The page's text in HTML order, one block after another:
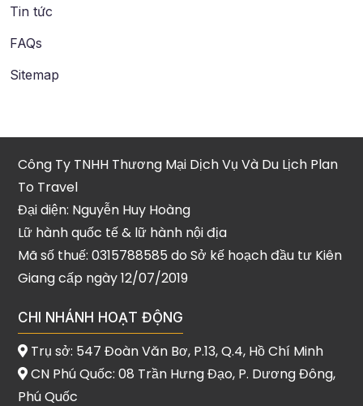
Tin tức
FAQs
Sitemap
Công Ty TNHH Thương Mại Dịch Vụ Và Du Lịch Plan
To Travel
Đại diện: Nguyễn Huy Hoàng
Lữ hành quốc tế & lữ hành nội địa
Mã số thuế: 0315788585 do Sở kế hoạch đầu tư Kiên
Giang cấp ngày 12/07/2019
CHI NHÁNH HOẠT ĐỘNG
Trụ sở: 547 Đoàn Văn Bơ, P.13, Q.4, Hồ Chí Minh
CN Phú Quốc: 08 Trần Hưng Đạo, P. Dương Đông,
Phú Quốc